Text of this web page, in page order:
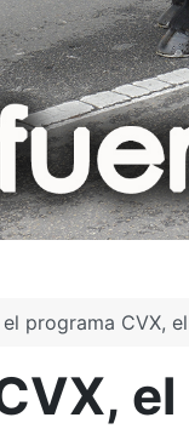
programa CVX,